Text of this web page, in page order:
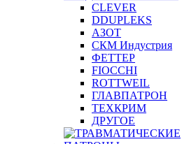
CLEVER
DDUPLEKS
АЗОТ
СКМ Индустрия
ФЕТТЕР
FIOCCHI
ROTTWEIL
ГЛАВПАТРОН
ТЕХКРИМ
ДРУГОЕ